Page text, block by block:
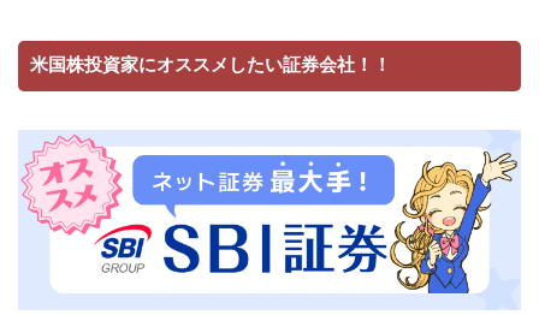
米国株投資家にオススメしたい証券会社！！